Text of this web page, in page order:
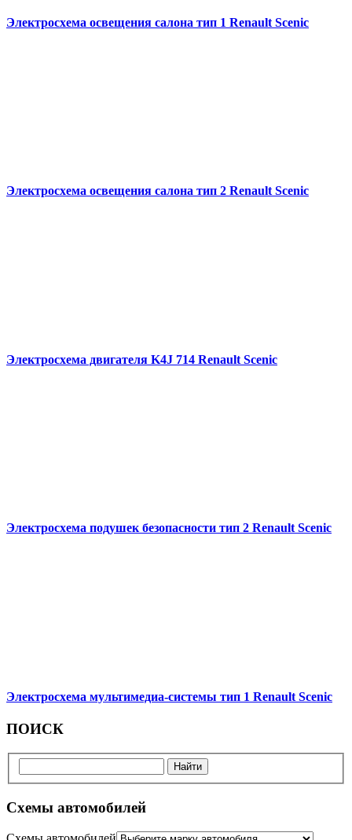
Электросхема освещения салона тип 1 Renault Scenic
Электросхема освещения салона тип 2 Renault Scenic
Электросхема двигателя K4J 714 Renault Scenic
Электросхема подушек безопасности тип 2 Renault Scenic
Электросхема мультимедиа-системы тип 1 Renault Scenic
ПОИСК
Схемы автомобилей